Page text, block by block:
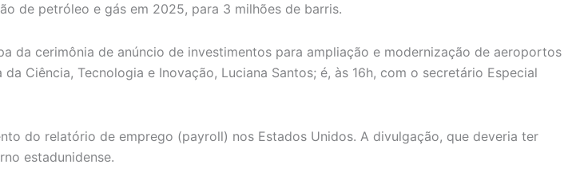
de petróleo e gás em 2025, para 3 milhões de barris.
da cerimônia de anúncio de investimentos para ampliação e modernização de aeroportos
Ciência, Tecnologia e Inovação, Luciana Santos; é, às 16h, com o secretário Especial
do relatório de emprego (payroll) nos Estados Unidos. A divulgação, que deveria ter
estadunidense.